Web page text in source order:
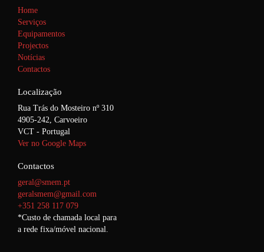
Home
Serviços
Equipamentos
Projectos
Notícias
Contactos
Localização
Rua Trás do Mosteiro nº 310
4905-242, Carvoeiro
VCT - Portugal
Ver no Google Maps
Contactos
geral@smem.pt
geralsmem@gmail.com
+351 258 117 079
*Custo de chamada local para
a rede fixa/móvel nacional.